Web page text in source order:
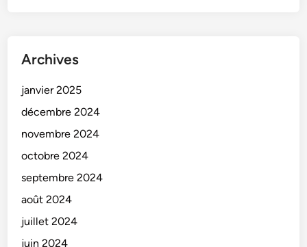
Archives
janvier 2025
décembre 2024
novembre 2024
octobre 2024
septembre 2024
août 2024
juillet 2024
juin 2024